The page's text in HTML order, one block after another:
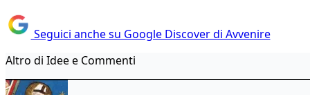
Seguici anche su Google Discover di Avvenire
Altro di Idee e Commenti